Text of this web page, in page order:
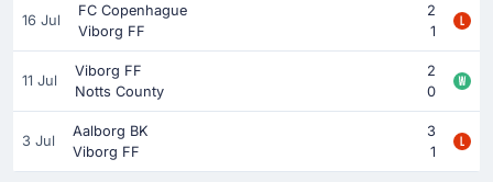
16 Jul
FC Copenhague
2
Viborg FF
1
11 Jul
Viborg FF
2
Notts County
0
3 Jul
Aalborg BK
3
Viborg FF
1